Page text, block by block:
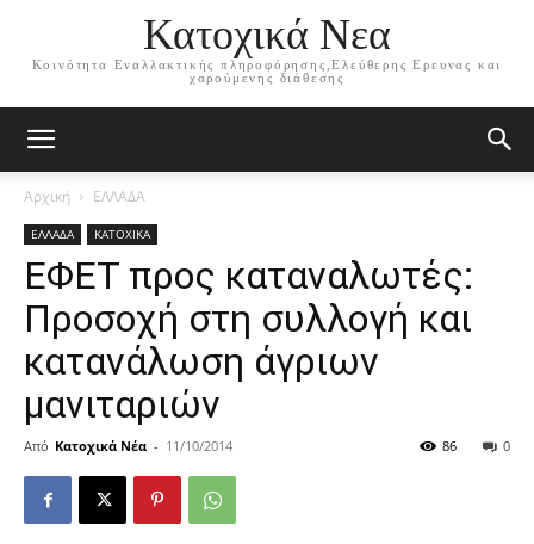
Κατοχικά Νεα
Κοινότητα Εναλλακτικής πληροφόρησης,Ελεύθερης Ερευνας και
χαρούμενης διάθεσης
Αρχική ΕΛΛΑΔΑ
ΕΛΛΑΔΑ ΚΑΤΟΧΙΚΑ
ΕΦΕΤ προς καταναλωτές:
Προσοχή στη συλλογή και
κατανάλωση άγριων
μανιταριών
Από Κατοχικά Νέα - 11/10/2014 0
86